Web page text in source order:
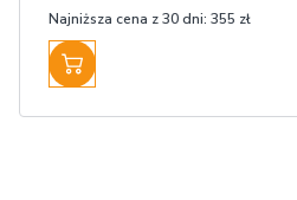
Najniższa cena z 30 dni: 355 zł